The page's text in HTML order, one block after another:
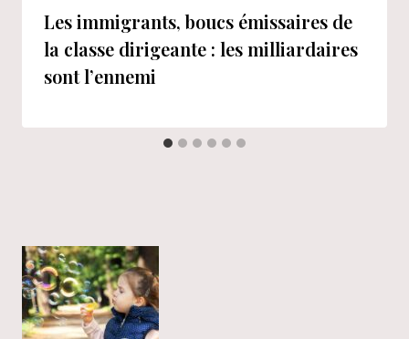
Les immigrants, boucs émissaires de
la classe dirigeante : les milliardaires
sont l’ennemi